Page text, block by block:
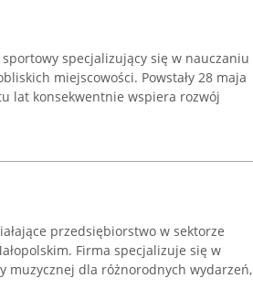
specjalizujący się w nauczaniu
miejscowości. Powstały 28 maja
lat konsekwentnie wspiera rozwój
przedsiębiorstwo w sektorze
Firma specjalizuje się w
muzycznej dla różnorodnych wydarzeń,